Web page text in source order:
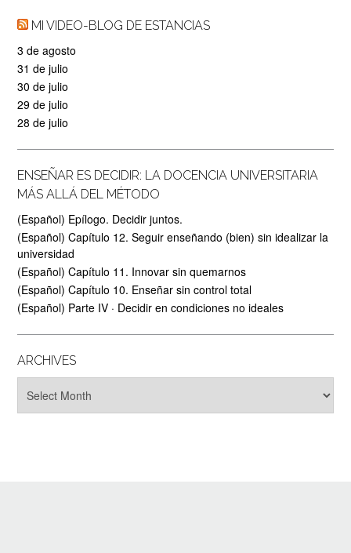
MI VIDEO-BLOG DE ESTANCIAS
3 de agosto
31 de julio
30 de julio
29 de julio
28 de julio
ENSEÑAR ES DECIDIR: LA DOCENCIA UNIVERSITARIA
MÁS ALLÁ DEL MÉTODO
(Español) Epílogo. Decidir juntos.
(Español) Capítulo 12. Seguir enseñando (bien) sin idealizar la
universidad
(Español) Capítulo 11. Innovar sin quemarnos
(Español) Capítulo 10. Enseñar sin control total
(Español) Parte IV · Decidir en condiciones no ideales
ARCHIVES